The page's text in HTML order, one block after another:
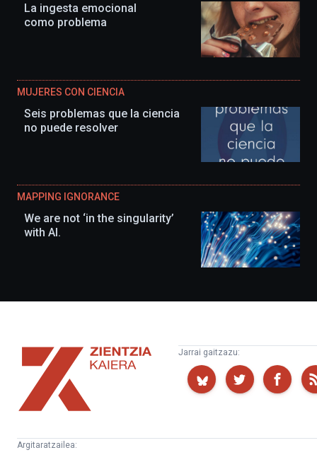
La ingesta emocional
como problema
MUJERES CON CIENCIA
Seis problemas que la ciencia
no puede resolver
MAPPING IGNORANCE
We are not ‘in the singularity’
with AI.
Zientzia
Kaiera
Jarrai gaitzazu:
Argitaratzailea: